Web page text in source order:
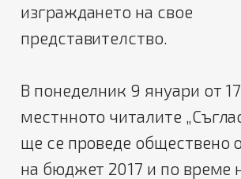
изграждането на свое
представителство.
В понеделник 9 януари от
местнното читалите
ще се проведе обществено
на бюджет 2017 и по време